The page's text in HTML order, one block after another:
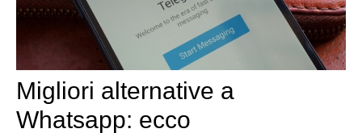
Migliori alternative a
Whatsapp: ecco